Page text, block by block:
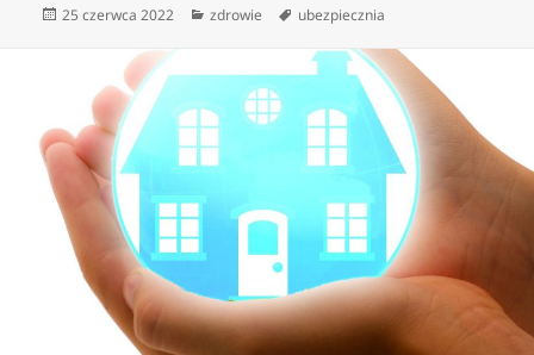
Data
25 czerwca 2022 Kategorie
zdrowie Tagi
ubezpiecznia